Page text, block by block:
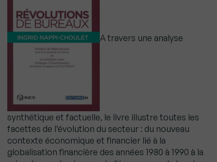
A travers une analyse
synthétique et factuelle, le livre illustre toutes les
facettes de l’évolution du secteur : du nouveau
contexte économique et financier lié à la
globalisation financière des années 1980 à 1990 à la